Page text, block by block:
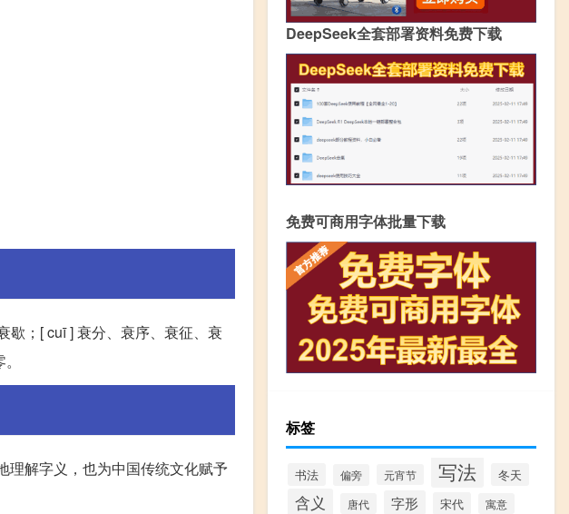
歇；[ cuī ] 衰分、衰序、衰征、衰
理解字义，也为中国传统文化赋予
DeepSeek全套部署资料免费下载
免费可商用字体批量下载
标签
书法 偏旁 元宵节 写法 冬天
含义 唐代 字形 宋代 寓意